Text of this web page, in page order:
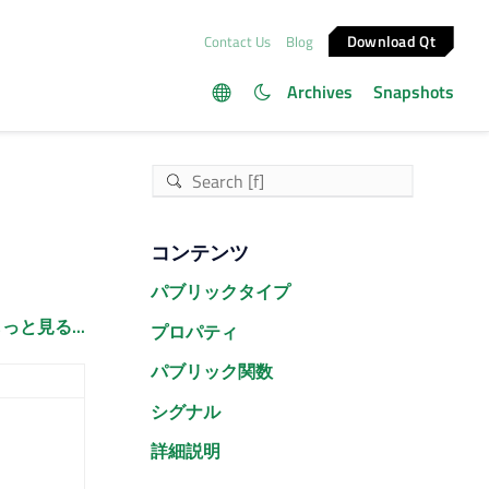
Contact Us Blog Download Qt
Archives Snapshots
と見る...
コンテンツ
パブリックタイプ
プロパティ
パブリック関数
シグナル
詳細説明